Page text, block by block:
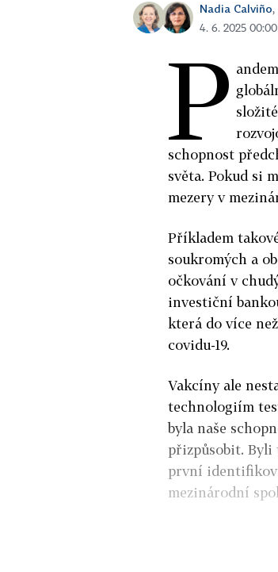
Nadia Calviño,
4. 6. 2025
P
schopnost
světa. Pokud si
mezery v
Příkladem
soukromých a
očkování v
investiční
která do více
covidu-19.
Vakcíny ale
technologiím
byla naše
přizpůsobit.
první
mezinárodní